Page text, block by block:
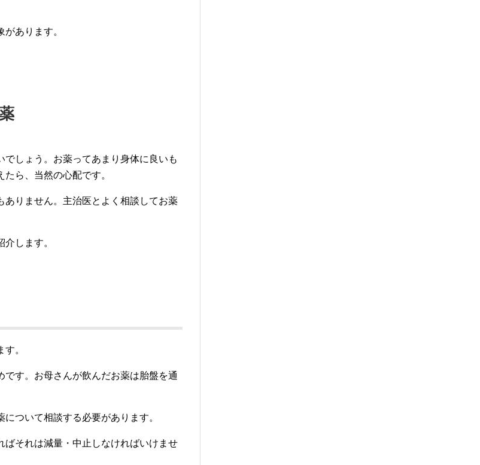
あります。
しょう。お薬ってあまり身体に良いも
ら、当然の心配です。
ありません。主治医とよく相談してお薬
します。
。
す。お母さんが飲んだお薬は胎盤を通
ついて相談する必要があります。
それは減量・中止しなければいけませ